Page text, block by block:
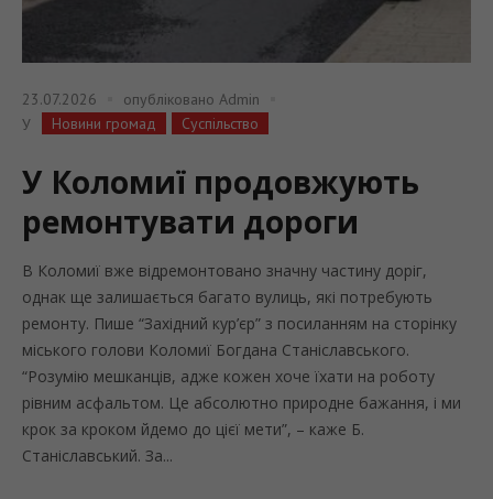
23.07.2026 опубліковано Admin
У
Новини громад Суспільство
У Коломиї продовжують
ремонтувати дороги
В Коломиї вже відремонтовано значну частину доріг,
однак ще залишається багато вулиць, які потребують
ремонту. Пише “Західний кур’єр” з посиланням на сторінку
міського голови Коломиї Богдана Станіславського.
“Розумію мешканців, адже кожен хоче їхати на роботу
рівним асфальтом. Це абсолютно природне бажання, і ми
крок за кроком йдемо до цієї мети”, – каже Б.
Станіславський. За...